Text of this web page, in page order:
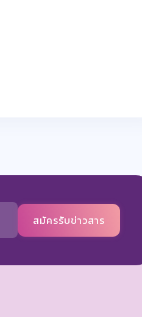
สมัครรับข่าวสาร